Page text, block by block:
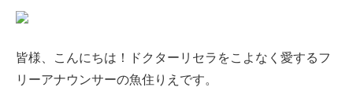
SERIES#03 無
添加化粧品につ
肌改善のプロと
は？
を探す
ニキビ 日焼け 首
のしわ
皆様、こんにちは！ドクターリセラをこよなく愛するフ
リーアナウンサーの魚住りえです。